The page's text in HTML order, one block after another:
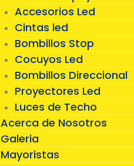
Accesorios Led
Cintas led
Bombillos Stop
Cocuyos Led
Bombillos Direccional
Proyectores Led
Luces de Techo
Acerca de Nosotros
Galeria
Mayoristas